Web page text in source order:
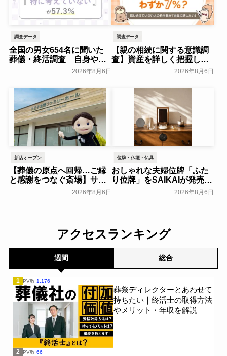
調査データ
全国の男女654名に聞いた
葬儀・終活調査 自身や家
族の葬儀について「特に考
NEXER Group～
一般公開
2026年8月6日
調査データ
【親の相続に関する意識調
査】資産を詳しく把握して
いる人はわずか7％？具体的
が「お盆に話したい」｜
「しっかり保険、ちゃんと
節約。」が親の相続につい
て400名を対象に意識調査
を実施～Sasuke Financial
Lab～
一般公開
2026年8月6日
新店オープン
【葬儀の原点へ回帰…ご縁
と感謝をつなぐ斎場】サ
ン・ライフ、「八王子北野
ファミリーホール」を2026
2026年8月6日
位牌・仏壇・仏具
おしゃれな夫婦位牌「ふた
り位牌」をSAIKAIが発売～
2026年8月6日
アクセスランキング
週間 総合
1 PV数 1,176
葬祭ディレクターとあわせて
持ちたい｜終活士の取得方法
やメリット・年収を解説
2 PV数 66